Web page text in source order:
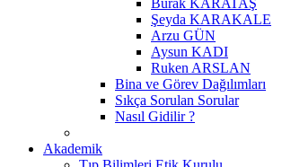
Şeyda KARAKALE
Arzu GÜN
Aysun KADI
Ruken ARSLAN
Bina ve Görev Dağılımları
Sıkça Sorulan Sorular
Nasıl Gidilir ?
Akademik